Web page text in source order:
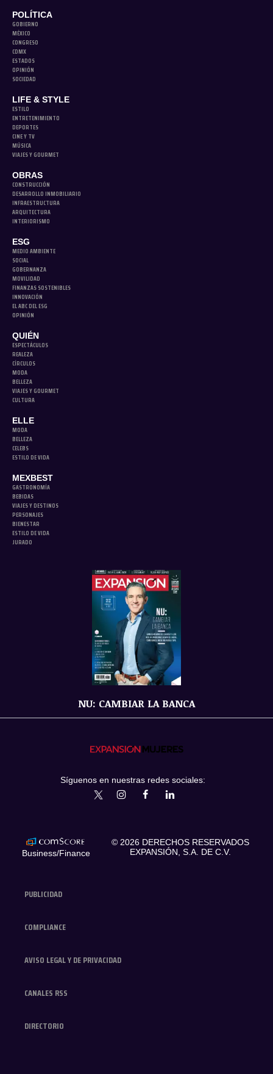
POLÍTICA
GOBIERNO
MÉXICO
CONGRESO
CDMX
ESTADOS
OPINIÓN
SOCIEDAD
LIFE & STYLE
ESTILO
ENTRETENIMIENTO
DEPORTES
CINE Y TV
MÚSICA
VIAJES Y GOURMET
OBRAS
CONSTRUCCIÓN
DESARROLLO INMOBILIARIO
INFRAESTRUCTURA
ARQUITECTURA
INTERIORISMO
ESG
MEDIO AMBIENTE
SOCIAL
GOBERNANZA
MOVILIDAD
FINANZAS SOSTENIBLES
INNOVACIÓN
EL ABC DEL ESG
OPINIÓN
QUIÉN
ESPECTÁCULOS
REALEZA
CÍRCULOS
MODA
BELLEZA
VIAJES Y GOURMET
CULTURA
ELLE
MODA
BELLEZA
CELEBS
ESTILO DE VIDA
MEXBEST
GASTRONOMÍA
BEBIDAS
VIAJES Y DESTINOS
PERSONAJES
BIENESTAR
ESTILO DE VIDA
JURADO
NU: CAMBIAR LA BANCA
PUBLICIDAD
COMPLIANCE
AVISO LEGAL Y DE PRIVACIDAD
CANALES RSS
DIRECTORIO
Síguenos en nuestras redes sociales:
expansionmxExpansionMex
Business/Finance
© 2026 DERECHOS RESERVADOS
EXPANSIÓN, S.A. DE C.V.